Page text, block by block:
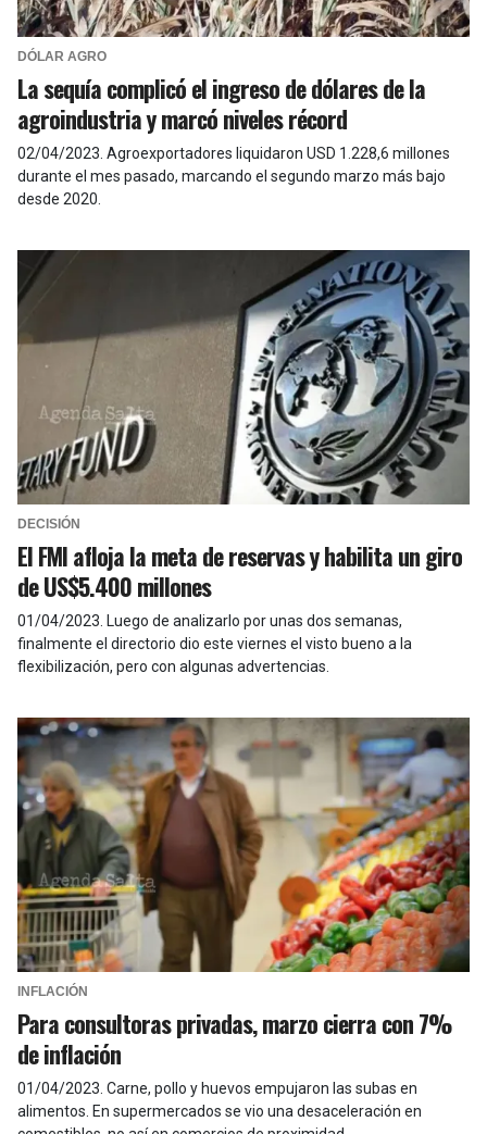
DÓLAR AGRO
La sequía complicó el ingreso de dólares de la
agroindustria y marcó niveles récord
02/04/2023 Agroexportadores liquidaron USD 1.228,6 millones
durante el mes pasado, marcando el segundo marzo más bajo
desde 2020.
DECISIÓN
El FMI afloja la meta de reservas y habilita un giro
de US$5.400 millones
01/04/2023 Luego de analizarlo por unas dos semanas,
finalmente el directorio dio este viernes el visto bueno a la
flexibilización, pero con algunas advertencias.
INFLACIÓN
Para consultoras privadas, marzo cierra con 7%
de inflación
01/04/2023 Carne, pollo y huevos empujaron las subas en
alimentos. En supermercados se vio una desaceleración en